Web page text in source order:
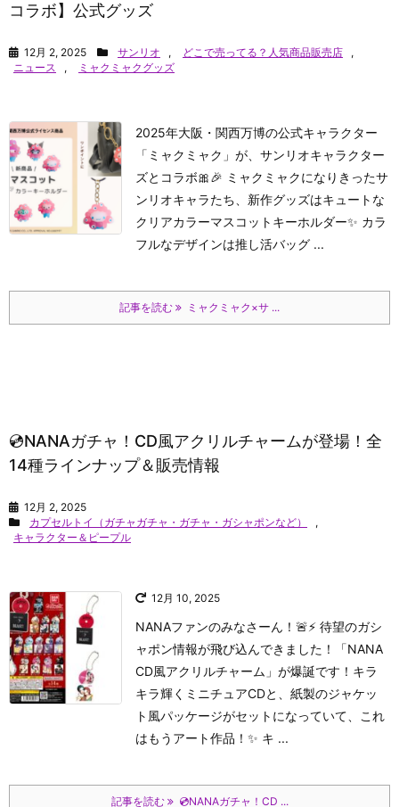
コラボ】公式グッズ
12月 2, 2025 サンリオ , どこで売ってる？人気商品販売店
,
ニュース
, ミャクミャクグッズ
2025年大阪・関西万博の公式キャラクター
「ミャクミャク」が、サンリオキャラクター
ズとコラボ🎀🎉 ミャクミャクになりきったサ
ンリオキャラたち、新作グッズはキュートな
クリアカラーマスコットキーホルダー✨ カラ
フルなデザインは推し活バッグ ...
記事を読む ミャクミャク×サ ...
💿NANAガチャ！CD風アクリルチャームが登場！全
14種ラインナップ＆販売情報
12月 2, 2025
カプセルトイ（ガチャガチャ・ガチャ・ガシャポンなど）
,
キャラクター＆ピープル
12月 10, 2025
NANAファンのみなさーん！🚨⚡️ 待望のガシ
ャポン情報が飛び込んできました！「NANA
CD風アクリルチャーム」が爆誕です！キラ
キラ輝くミニチュアCDと、紙製のジャケッ
ト風パッケージがセットになっていて、これ
はもうアート作品！✨ キ ...
記事を読む 💿NANAガチャ！CD ...